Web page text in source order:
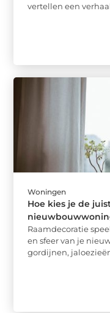
vertellen een
Woningen
Hoe kies je de
Raamdecoratie
en sfeer van je
gordijnen,